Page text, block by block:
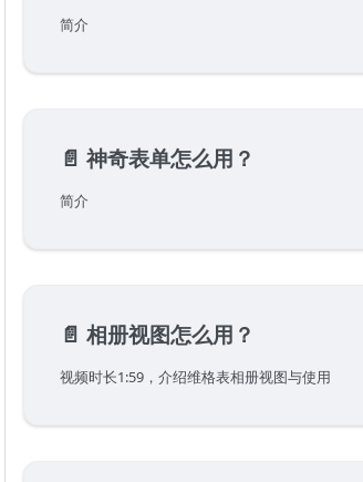
简介
📄️ 神奇表单怎么用？
简介
📄️ 相册视图怎么用？
视频时长1:59，介绍维格表相册视图与使用